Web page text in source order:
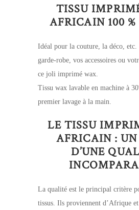
TISSU
AFRICAIN 100
Idéal pour la couture, la déco,
garde-robe, vos accessoires ou
ce joli imprimé wax.
Tissu wax lavable en machine à
premier lavage à la main.
LE TISSU
AFRICAIN :
D’UNE
La qualité est le principal critère
tissus. Ils proviennent d’Afrique